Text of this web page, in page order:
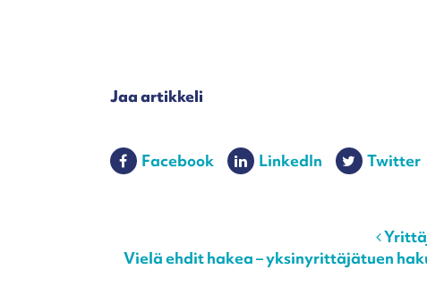
Jaa artikkeli
Facebook LinkedIn Twitter
Post navigation
Vielä ehdit hakea – yksinyrittäjätuen